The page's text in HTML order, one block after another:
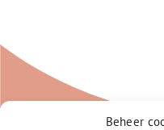
Beheer